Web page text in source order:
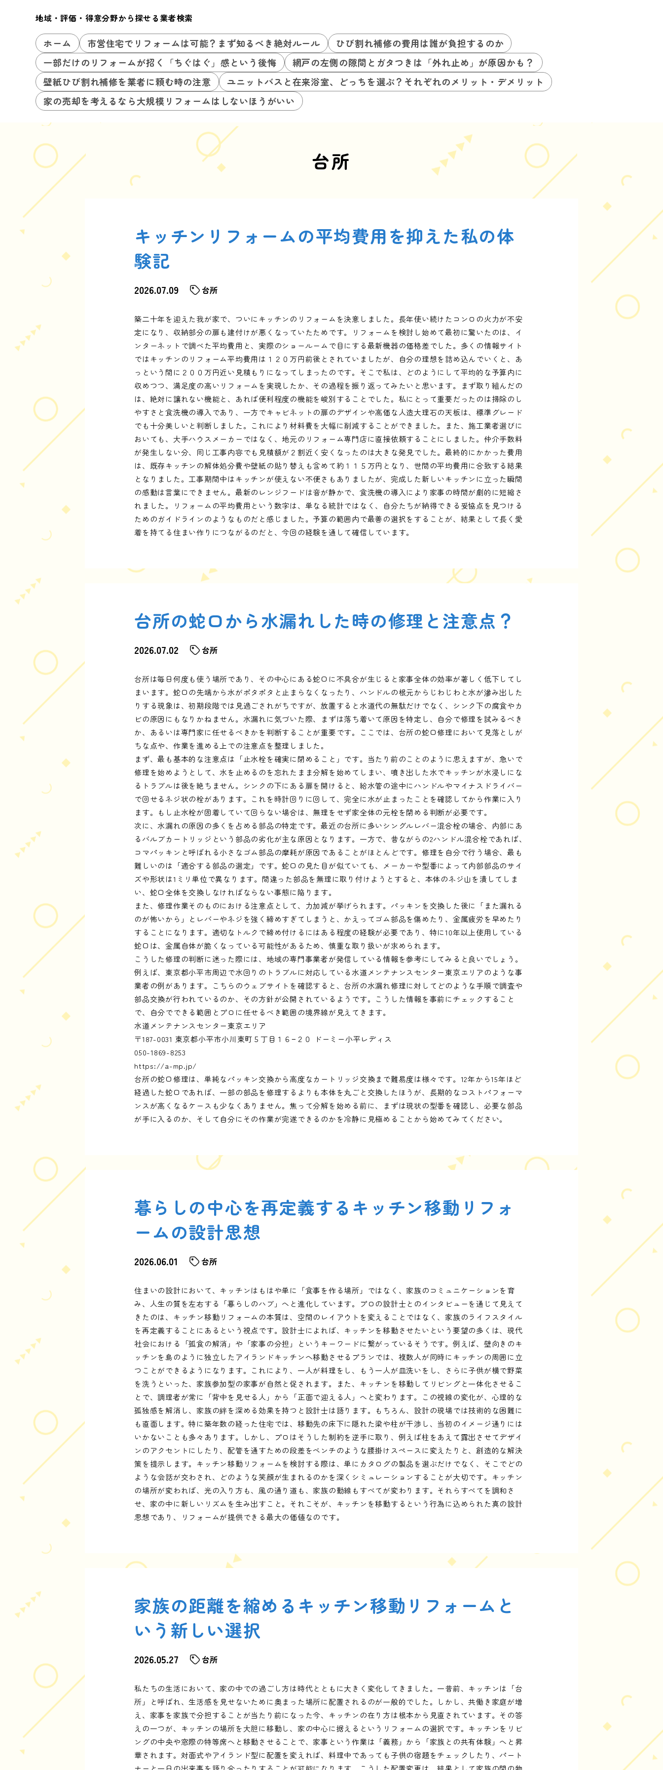
地域・評価・得意分野から探せる業者検索
ホーム 市営住宅でリフォームは可能？まず知るべき絶対ルール
ひび割れ補修の費用は誰が負担するのか
一部だけのリフォームが招く「ちぐはぐ」感という後悔
網戸の左側の隙間とガタつきは「外れ止め」が原因かも？
壁紙ひび割れ補修を業者に頼む時の注意
ユニットバスと在来浴室、どっちを選ぶ？それぞれのメリット・デメリット
家の売却を考えるなら大規模リフォームはしないほうがいい
台所
キッチンリフォームの平均費用を抑えた私の体
験記
2026.07.09 台所
築二十年を迎えた我が家で、ついにキッチンのリフォームを決意しました。長年使い続けたコンロの火力が不安
定になり、収納部分の扉も建付けが悪くなっていたためです。リフォームを検討し始めて最初に驚いたのは、イ
ンターネットで調べた平均費用と、実際のショールームで目にする最新機器の価格差でした。多くの情報サイト
ではキッチンのリフォーム平均費用は１２０万円前後とされていましたが、自分の理想を詰め込んでいくと、あ
っという間に２００万円近い見積もりになってしまったのです。そこで私は、どのようにして平均的な予算内に
収めつつ、満足度の高いリフォームを実現したか、その過程を振り返ってみたいと思います。まず取り組んだの
は、絶対に譲れない機能と、あれば便利程度の機能を峻別することでした。私にとって重要だったのは掃除のし
やすさと食洗機の導入であり、一方でキャビネットの扉のデザインや高価な人造大理石の天板は、標準グレード
でも十分美しいと判断しました。これにより材料費を大幅に削減することができました。また、施工業者選びに
おいても、大手ハウスメーカーではなく、地元のリフォーム専門店に直接依頼することにしました。仲介手数料
が発生しない分、同じ工事内容でも見積額が２割近く安くなったのは大きな発見でした。最終的にかかった費用
は、既存キッチンの解体処分費や壁紙の貼り替えも含めて約１１５万円となり、世間の平均費用に合致する結果
となりました。工事期間中はキッチンが使えない不便さもありましたが、完成した新しいキッチンに立った瞬間
の感動は言葉にできません。最新のレンジフードは音が静かで、食洗機の導入により家事の時間が劇的に短縮さ
れました。リフォームの平均費用という数字は、単なる統計ではなく、自分たちが納得できる妥協点を見つける
ためのガイドラインのようなものだと感じました。予算の範囲内で最善の選択をすることが、結果として長く愛
着を持てる住まい作りにつながるのだと、今回の経験を通して確信しています。
台所の蛇口から水漏れした時の修理と注意点？
2026.07.02 台所
台所は毎日何度も使う場所であり、その中心にある蛇口に不具合が生じると家事全体の効率が著しく低下してし
まいます。蛇口の先端から水がポタポタと止まらなくなったり、ハンドルの根元からじわじわと水が滲み出した
りする現象は、初期段階では見過ごされがちですが、放置すると水道代の無駄だけでなく、シンク下の腐食やカ
ビの原因にもなりかねません。水漏れに気づいた際、まずは落ち着いて原因を特定し、自分で修理を試みるべき
か、あるいは専門家に任せるべきかを判断することが重要です。ここでは、台所の蛇口修理において見落としが
ちな点や、作業を進める上での注意点を整理しました。
まず、最も基本的な注意点は「止水栓を確実に閉めること」です。当たり前のことのように思えますが、急いで
修理を始めようとして、水を止めるのを忘れたまま分解を始めてしまい、噴き出した水でキッチンが水浸しにな
るトラブルは後を絶ちません。シンクの下にある扉を開けると、給水管の途中にハンドルやマイナスドライバー
で回せるネジ状の栓があります。これを時計回りに回して、完全に水が止まったことを確認してから作業に入り
ます。もし止水栓が固着していて回らない場合は、無理をせず家全体の元栓を閉める判断が必要です。
次に、水漏れの原因の多くを占める部品の特定です。最近の台所に多いシングルレバー混合栓の場合、内部にあ
るバルブカートリッジという部品の劣化が主な原因となります。一方で、昔ながらの2ハンドル混合栓であれば、
コマパッキンと呼ばれる小さなゴム部品の摩耗が原因であることがほとんどです。修理を自分で行う場合、最も
難しいのは「適合する部品の選定」です。蛇口の見た目が似ていても、メーカーや型番によって内部部品のサイ
ズや形状は1ミリ単位で異なります。間違った部品を無理に取り付けようとすると、本体のネジ山を潰してしま
い、蛇口全体を交換しなければならない事態に陥ります。
また、修理作業そのものにおける注意点として、力加減が挙げられます。パッキンを交換した後に「また漏れる
のが怖いから」とレバーやネジを強く締めすぎてしまうと、かえってゴム部品を傷めたり、金属疲労を早めたり
することになります。適切なトルクで締め付けるにはある程度の経験が必要であり、特に10年以上使用している
蛇口は、金属自体が脆くなっている可能性があるため、慎重な取り扱いが求められます。
こうした修理の判断に迷った際には、地域の専門事業者が発信している情報を参考にしてみると良いでしょう。
例えば、東京都小平市周辺で水回りのトラブルに対応している水道メンテナンスセンター東京エリアのような事
業者の例があります。こちらのウェブサイトを確認すると、台所の水漏れ修理に対してどのような手順で調査や
部品交換が行われているのか、その方針が公開されているようです。こうした情報を事前にチェックすること
で、自分でできる範囲とプロに任せるべき範囲の境界線が見えてきます。
水道メンテナンスセンター東京エリア
〒187-0031 東京都小平市小川東町５丁目１６−２０ ドーミー小平レディス
050-1869-8253
https://a-mp.jp/
台所の蛇口修理は、単純なパッキン交換から高度なカートリッジ交換まで難易度は様々です。12年から15年ほど
経過した蛇口であれば、一部の部品を修理するよりも本体を丸ごと交換したほうが、長期的なコストパフォーマ
ンスが高くなるケースも少なくありません。焦って分解を始める前に、まずは現状の型番を確認し、必要な部品
が手に入るのか、そして自分にその作業が完遂できるのかを冷静に見極めることから始めてみてください。
暮らしの中心を再定義するキッチン移動リフォ
ームの設計思想
2026.06.01 台所
住まいの設計において、キッチンはもはや単に「食事を作る場所」ではなく、家族のコミュニケーションを育
み、人生の質を左右する「暮らしのハブ」へと進化しています。プロの設計士とのインタビューを通じて見えて
きたのは、キッチン移動リフォームの本質は、空間のレイアウトを変えることではなく、家族のライフスタイル
を再定義することにあるという視点です。設計士によれば、キッチンを移動させたいという要望の多くは、現代
社会における「孤食の解消」や「家事の分担」というキーワードに繋がっているそうです。例えば、壁向きのキ
ッチンを島のように独立したアイランドキッチンへ移動させるプランでは、複数人が同時にキッチンの周囲に立
つことができるようになります。これにより、一人が料理をし、もう一人が皿洗いをし、さらに子供が横で野菜
を洗うといった、家族参加型の家事が自然と促されます。また、キッチンを移動してリビングと一体化させるこ
とで、調理者が常に「背中を見せる人」から「正面で迎える人」へと変わります。この視線の変化が、心理的な
孤独感を解消し、家族の絆を深める効果を持つと設計士は語ります。もちろん、設計の現場では技術的な困難に
も直面します。特に築年数の経った住宅では、移動先の床下に隠れた梁や柱が干渉し、当初のイメージ通りには
いかないことも多々あります。しかし、プロはそうした制約を逆手に取り、例えば柱をあえて露出させてデザイ
ンのアクセントにしたり、配管を通すための段差をベンチのような腰掛けスペースに変えたりと、創造的な解決
策を提示します。キッチン移動リフォームを検討する際は、単にカタログの製品を選ぶだけでなく、そこでどの
ような会話が交わされ、どのような笑顔が生まれるのかを深くシミュレーションすることが大切です。キッチン
の場所が変われば、光の入り方も、風の通り道も、家族の動線もすべてが変わります。それらすべてを調和さ
せ、家の中に新しいリズムを生み出すこと。それこそが、キッチンを移動するという行為に込められた真の設計
思想であり、リフォームが提供できる最大の価値なのです。
家族の距離を縮めるキッチン移動リフォームと
いう新しい選択
2026.05.27 台所
私たちの生活において、家の中での過ごし方は時代とともに大きく変化してきました。一昔前、キッチンは「台
所」と呼ばれ、生活感を見せないために奥まった場所に配置されるのが一般的でした。しかし、共働き家庭が増
え、家事を家族で分担することが当たり前になった今、キッチンの在り方は根本から見直されています。その答
えの一つが、キッチンの場所を大胆に移動し、家の中心に据えるというリフォームの選択です。キッチンをリビ
ングの中央や窓際の特等席へと移動させることで、家事という作業は「義務」から「家族との共有体験」へと昇
華されます。対面式やアイランド型に配置を変えれば、料理中であっても子供の宿題をチェックしたり、パート